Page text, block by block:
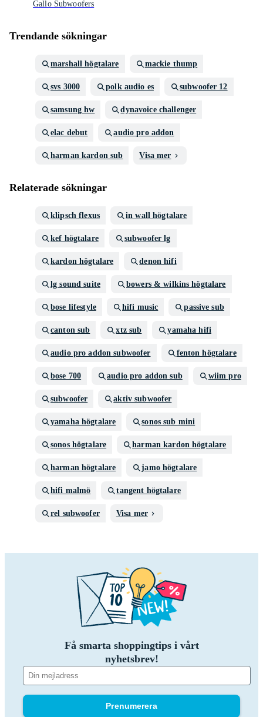
Gallo Subwoofers
Trendande sökningar
marshall högtalare mackie thump
svs 3000 polk audio es subwoofer 12
samsung hw dynavoice challenger
elac debut audio pro addon
harman kardon sub Visa mer
Relaterade sökningar
klipsch flexus in wall högtalare
kef högtalare subwoofer lg
kardon högtalare denon hifi
lg sound suite bowers & wilkins högtalare
bose lifestyle hifi music passive sub
canton sub xtz sub yamaha hifi
audio pro addon subwoofer fenton högtalare
bose 700 audio pro addon sub wiim pro
subwoofer aktiv subwoofer
yamaha högtalare sonos sub mini
sonos högtalare harman kardon högtalare
harman högtalare jamo högtalare
hifi malmö tangent högtalare
rel subwoofer Visa mer
Få smarta shoppingtips i vårt
nyhetsbrev!
Prenumerera